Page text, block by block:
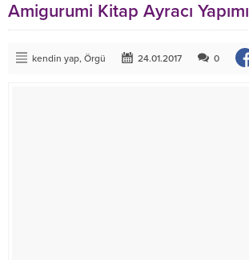
Amigurumi Kitap Ayracı Yapımı
kendin yap, Örgü 24.01.2017 0